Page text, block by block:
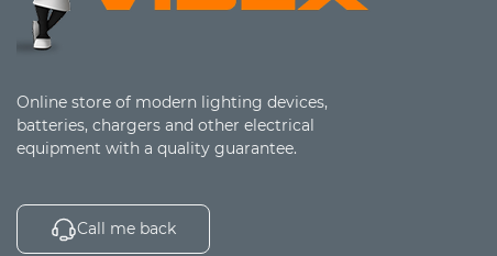
Online store of modern lighting devices,
batteries, chargers and other electrical
equipment with a quality guarantee.
Call me back